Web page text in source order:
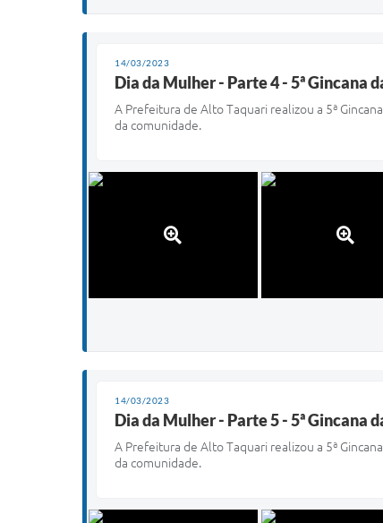
14/03/2023
Dia da Mulher - Parte 4 - 5ª Gincana
A Prefeitura de Alto Taquari realizou a 5ª
da comunidade.
14/03/2023
Dia da Mulher - Parte 5 - 5ª Gincana
A Prefeitura de Alto Taquari realizou a 5ª
da comunidade.